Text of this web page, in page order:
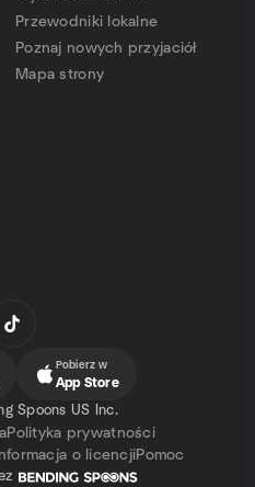
Przewodniki lokalne
Poznaj nowych przyjaciół
Mapa strony
Pobierz w
App Store
Spoons US Inc.
Polityka prywatności
Informacja o licencjiPomoc